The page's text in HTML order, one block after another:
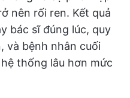
nên rối ren. Kết quả
bác sĩ đúng lúc, quy
và bệnh nhân cuối
thống lâu hơn mức